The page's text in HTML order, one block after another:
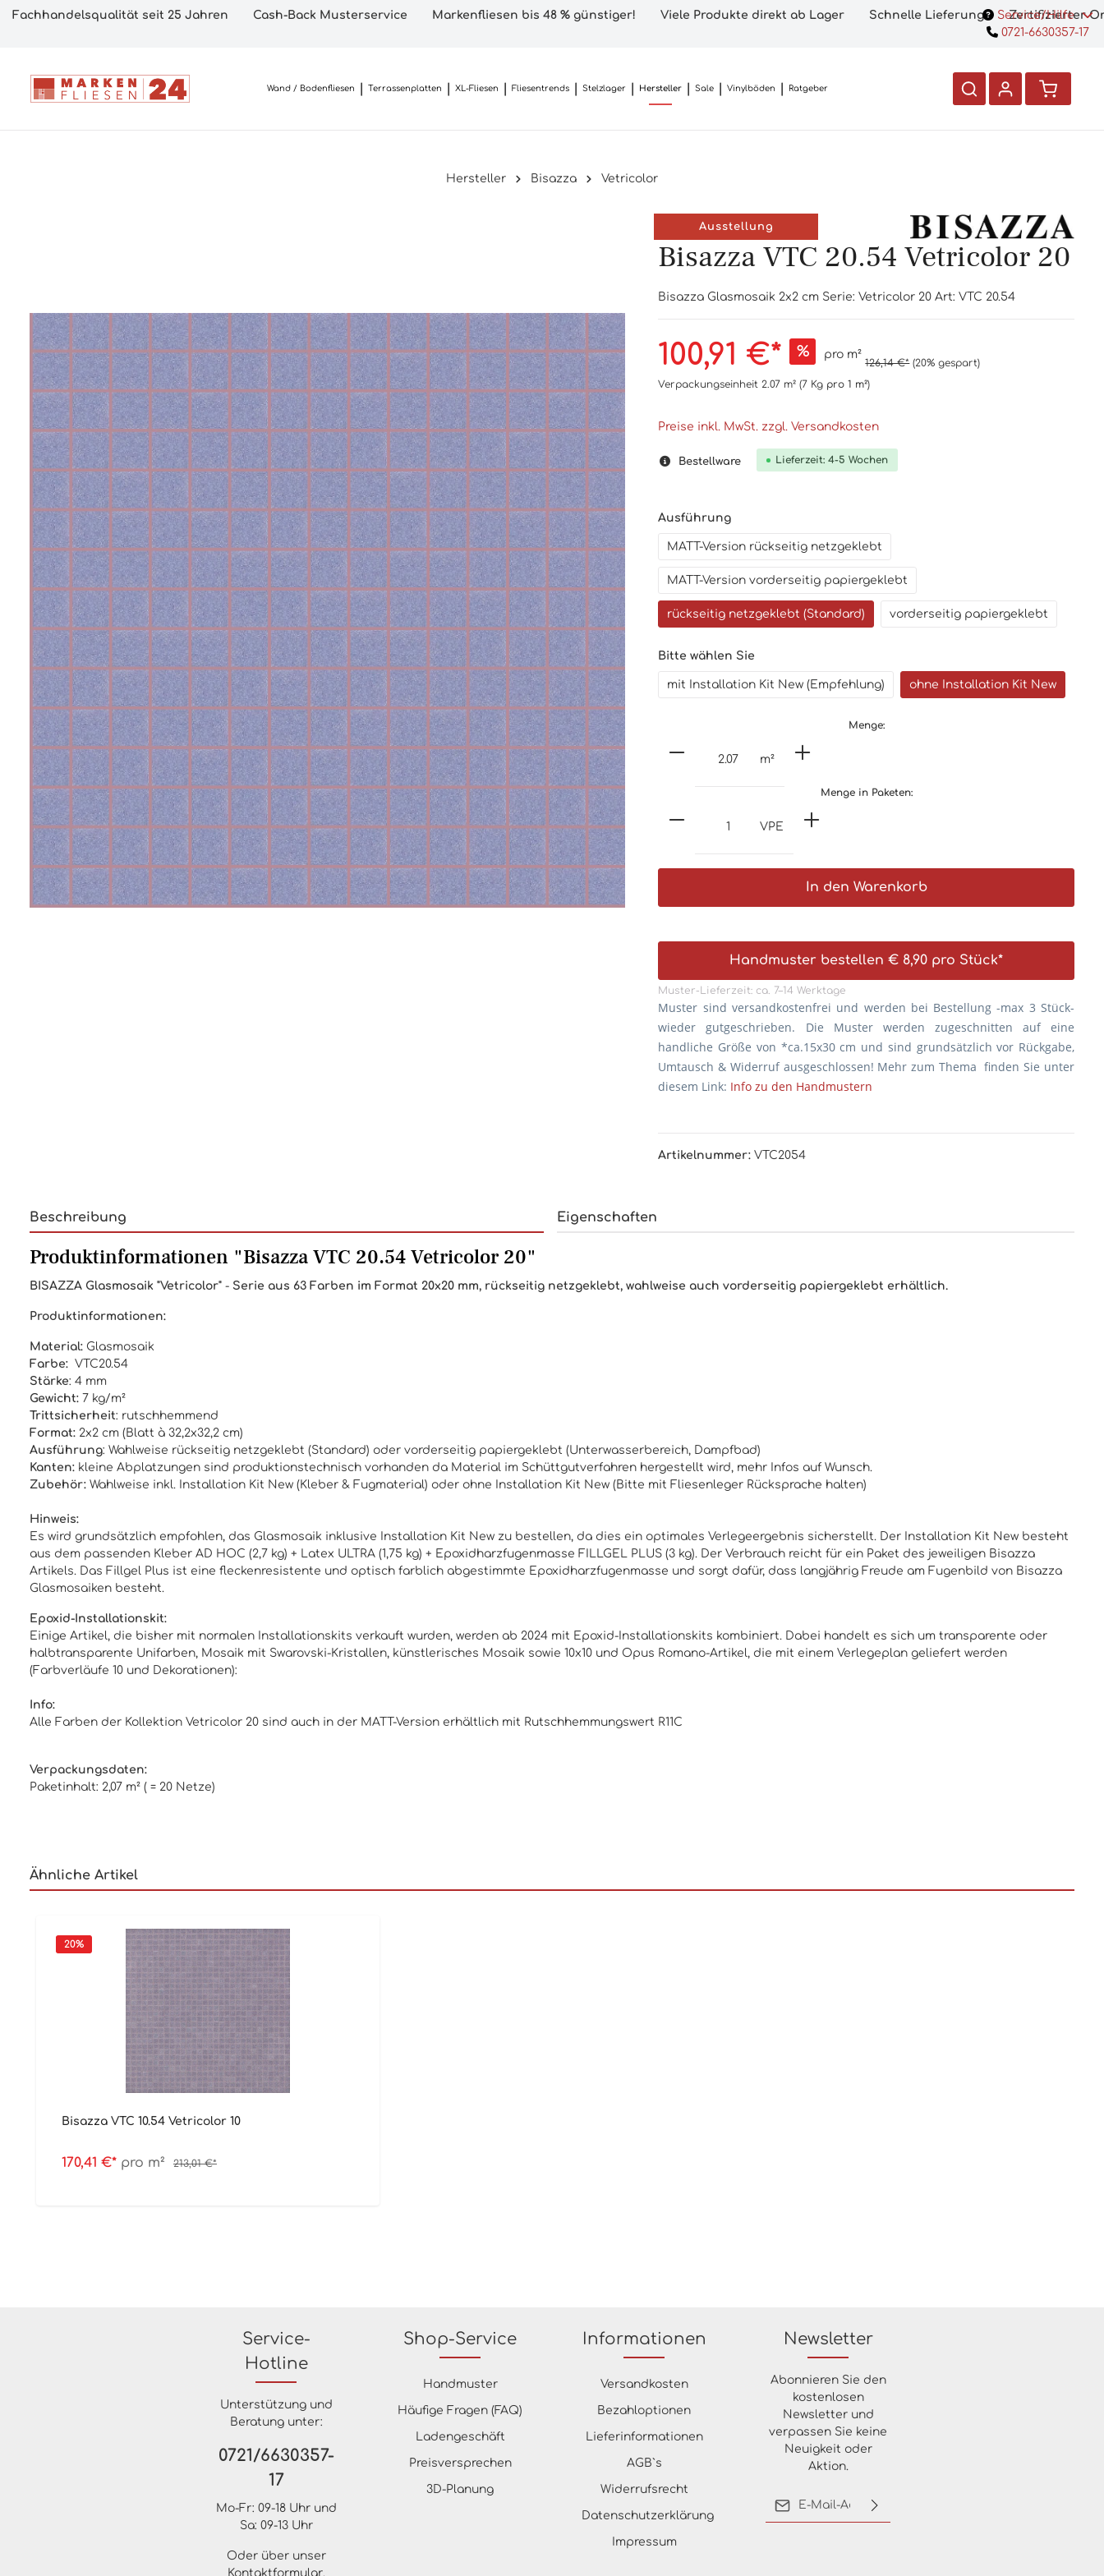
Fachhandelsqualität seit 25 Jahren Cash-Back Musterservice Markenfliesen bis 48 % günstiger! Viele Produkte direkt ab Lager Schnelle Lieferung Zertifizierter
Service/Hilfe
0721-6630357-17
Wand / Bodenfliesen Terrassenplatten XL-Fliesen Fliesentrends Stelzlager Hersteller Sale Vinylböden Ratgeber
Hersteller Bisazza Vetricolor
Ausstellung
Bisazza VTC 20.54 Vetricolor 20
Bisazza Glasmosaik 2x2 cm Serie: Vetricolor 20 Art: VTC 20.54
100,91 €* % pro m²
126,14 €* (20% gespart)
Verpackungseinheit 2.07 m²(7 Kg pro 1 m²)
Preise inkl. MwSt. zzgl. Versandkosten
Bestellware Lieferzeit: 4-5 Wochen
Ausführung
MATT-Version rückseitig netzgeklebt
MATT-Version vorderseitig papiergeklebt
rückseitig netzgeklebt (Standard) vorderseitig papiergeklebt
Bitte wählen Sie
mit Installation Kit New (Empfehlung) ohne Installation Kit New
Menge:
m²
Menge in Paketen:
VPE
In den Warenkorb
Handmuster bestellen € 8,90 pro Stück*
Muster-Lieferzeit: ca. 7–14 Werktage
Muster sind versandkostenfrei und werden bei Bestellung -max 3 Stück-
wieder gutgeschrieben. Die Muster werden zugeschnitten auf eine
handliche Größe von *ca.15x30 cm und sind grundsätzlich vor Rückgabe,
Umtausch & Widerruf ausgeschlossen! Mehr zum Thema finden Sie unter
diesem Link: Info zu den Handmustern
Artikelnummer:VTC2054
Beschreibung Eigenschaften
Produktinformationen "Bisazza VTC 20.54 Vetricolor 20"
BISAZZA Glasmosaik "Vetricolor" - Serie aus 63 Farben im Format 20x20 mm, rückseitig netzgeklebt, wahlweise auch vorderseitig papiergeklebt erhältlich.
Produktinformationen:
Material: Glasmosaik
Farbe: VTC20.54
Stärke: 4 mm
Gewicht: 7 kg/m²
Trittsicherheit: rutschhemmend
Format: 2x2 cm (Blatt à 32,2x32,2 cm)
Ausführung: Wahlweise rückseitig netzgeklebt (Standard) oder vorderseitig papiergeklebt (Unterwasserbereich, Dampfbad)
Kanten: kleine Abplatzungen sind produktionstechnisch vorhanden da Material im Schüttgutverfahren hergestellt wird, mehr Infos auf Wunsch.
Zubehör: Wahlweise inkl. Installation Kit New ( Kleber & Fugmaterial) oder ohne Installation Kit New (Bitte mit Fliesenleger Rücksprache halten)
Hinweis:
Es wird grundsätzlich empfohlen, das Glasmosaik inklusive Installation Kit New zu bestellen, da dies ein optimales Verlegeergebnis sicherstellt. Der Installation Kit New besteht
aus dem passenden Kleber AD HOC (2,7 kg) + Latex ULTRA (1,75 kg) + Epoxidharzfugenmasse FILLGEL PLUS (3 kg). Der Verbrauch reicht für ein Paket des jeweiligen Bisazza
Artikels. Das Fillgel Plus ist eine fleckenresistente und optisch farblich abgestimmte Epoxidharzfugenmasse und sorgt dafür, dass langjährig Freude am Fugenbild von Bisazza
Glasmosaiken besteht.
Epoxid-Installationskit:
Einige Artikel, die bisher mit normalen Installationskits verkauft wurden, werden ab 2024 mit Epoxid-Installationskits kombiniert. Dabei handelt es sich um transparente oder
halbtransparente Unifarben, Mosaik mit Swarovski-Kristallen, künstlerisches Mosaik sowie 10x10 und Opus Romano-Artikel, die mit einem Verlegeplan geliefert werden
(Farbverläufe 10 und Dekorationen):
Info:
Alle Farben der Kollektion Vetricolor 20 sind auch in der MATT-Version erhältlich mit Rutschhemmungswert R11C
Verpackungsdaten:
Paketinhalt: 2,07 m² ( = 20 Netze)
Ähnliche Artikel
20%
Bisazza VTC 10.54 Vetricolor 10
170,41 €* pro m² 213,01 €*
Newsletter
Abonnieren Sie den
kostenlosen
Newsletter und
verpassen Sie keine
Neuigkeit oder
Aktion.
Service-
Hotline
Unterstützung und
Beratung unter:
0721/6630357-
17
Mo-Fr: 09-18 Uhr und
Sa: 09-13 Uhr
Oder über unser
Kontaktformular.
Shop-Service
Handmuster
Häufige Fragen (FAQ)
Ladengeschäft
Preisversprechen
3D-Planung
Informationen
Versandkosten
Bezahloptionen
Lieferinformationen
AGB`s
Widerrufsrecht
Datenschutzerklärung
Impressum